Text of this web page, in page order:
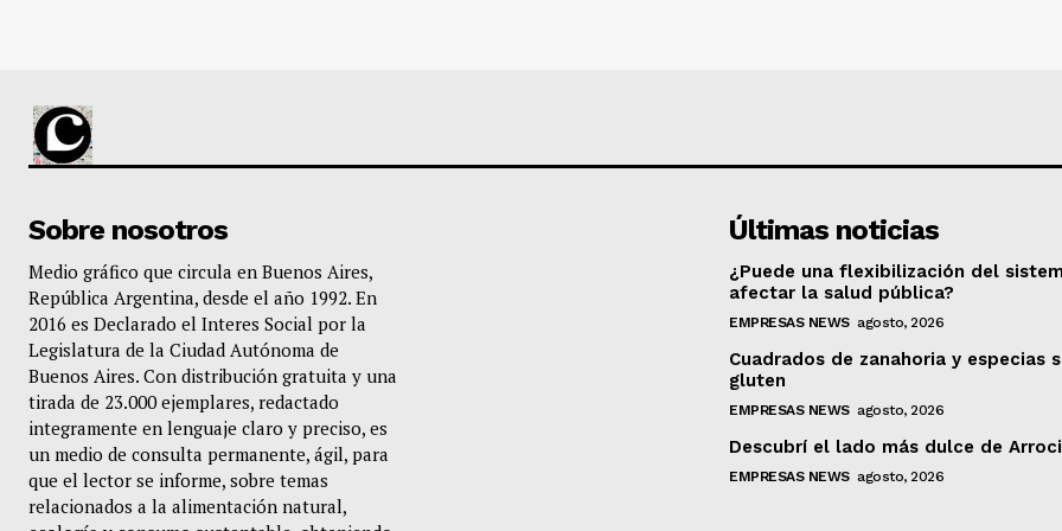
Sobre nosotros
Medio gráfico que circula en Buenos Aires,
República Argentina, desde el año 1992. En
2016 es Declarado el Interes Social por la
Legislatura de la Ciudad Autónoma de
Buenos Aires. Con distribución gratuita y una
tirada de 23.000 ejemplares, redactado
integramente en lenguaje claro y preciso, es
un medio de consulta permanente, ágil, para
que el lector se informe, sobre temas
relacionados a la alimentación natural,
Últimas noticias
¿Puede una flexibilización del
afectar la salud pública?
EMPRESAS NEWS agosto, 2026
Cuadrados de zanahoria y especias
gluten
EMPRESAS NEWS agosto, 2026
Descubrí el lado más dulce de
EMPRESAS NEWS agosto, 2026